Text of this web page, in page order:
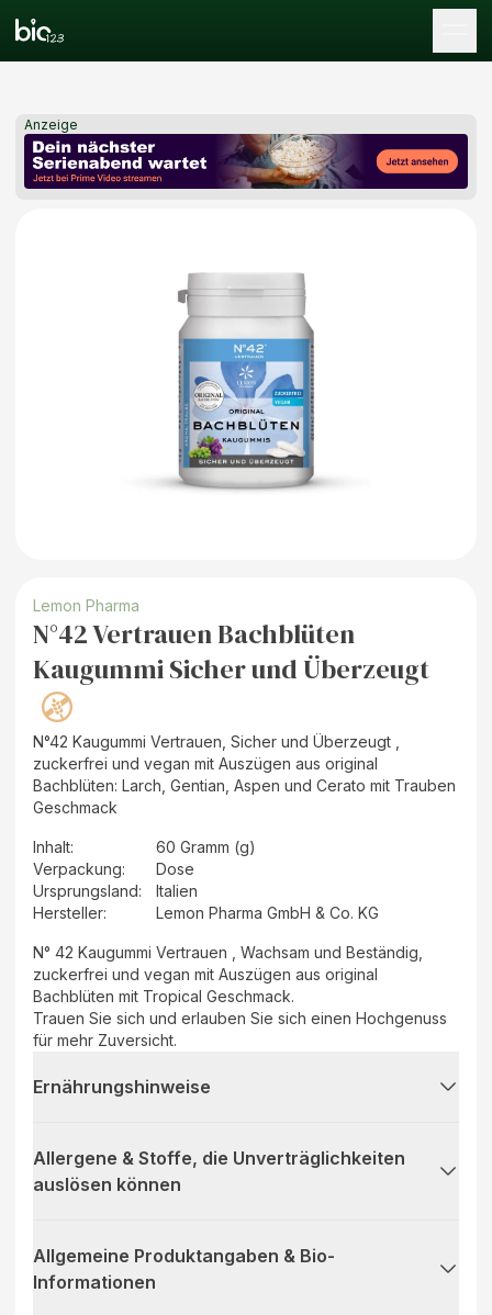
Anzeige
Lemon Pharma
N°42 Vertrauen Bachblüten
Kaugummi Sicher und Überzeugt
N°42 Kaugummi Vertrauen, Sicher und Überzeugt ,
zuckerfrei und vegan mit Auszügen aus original
Bachblüten: Larch, Gentian, Aspen und Cerato mit Trauben
Geschmack
Inhalt:
60 Gramm (g)
Verpackung:
Dose
Ursprungsland:
Italien
Hersteller: Lemon Pharma GmbH & Co. KG
N° 42 Kaugummi Vertrauen , Wachsam und Beständig,
zuckerfrei und vegan mit Auszügen aus original
Bachblüten mit Tropical Geschmack.
Trauen Sie sich und erlauben Sie sich einen Hochgenuss
für mehr Zuversicht.
Ernährungshinweise
Allergene & Stoffe, die Unverträglichkeiten
auslösen können
Allgemeine Produktangaben & Bio-
Informationen